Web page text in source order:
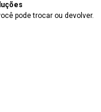
pode trocar ou devolver.